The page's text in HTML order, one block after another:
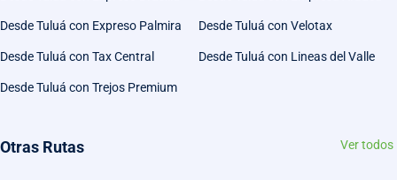
Desde Tuluá con Expreso Palmira Desde Tuluá con Velotax
Desde Tuluá con Tax Central Desde Tuluá con Lineas del Valle
Desde Tuluá con Trejos Premium
Otras Rutas Ver todos